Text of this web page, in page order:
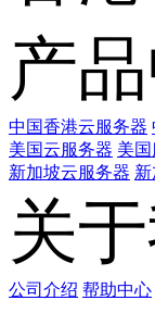
产
中国香港云服务器
美国云服务器 美
新加坡云服务器
关
公司介绍 帮助中心